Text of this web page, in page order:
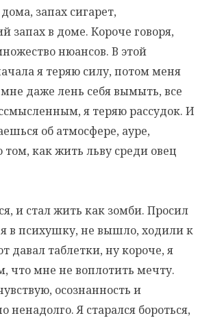
запах сигарет,
запах в доме. Короче говоря,
нюансов. В этой
я теряю силу, потом меня
мне даже лень себя вымыть, все
я теряю рассудок. И
об атмосфере, ауре,
как жить льву среди овец
и стал жить как зомби. Просил
в психушку, не вышло, ходили к
давал таблетки, ну короче, я
что мне не воплотить мечту.
осознанность и
ненадолго. Я старался бороться,